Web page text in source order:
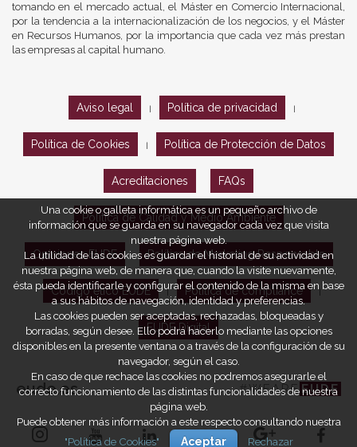
tomando en el mercado actual, el Máster en Comercio Internacional,
por la tendencia a la internacionalización de los negocios, y el Máster
en Recursos Humanos, por la importancia que cada vez más prestan
las empresas al capital humano.
Aviso legal Política de privacidad
Política de Cookies Política de Protección de Datos
Acreditaciones FAQs
Política de Calidad y Medio Ambiente
Opiniones EUDE Política de Marketing Responsable
Código ético EUDE Política de compliance
EUDE Digital
eude.es #WEARE EUDE
Una cookie o galleta informática es un pequeño archivo de
información que se guarda en su navegador cada vez que visita
nuestra página web.
La utilidad de las cookies es guardar el historial de su actividad en
nuestra página web, de manera que, cuando la visite nuevamente,
ésta pueda identificarle y configurar el contenido de la misma en base
a sus hábitos de navegación, identidad y preferencias.
Las cookies pueden ser aceptadas, rechazadas, bloqueadas y
borradas, según desee. Ello podrá hacerlo mediante las opciones
disponibles en la presente ventana o a través de la configuración de su
navegador, según el caso.
En caso de que rechace las cookies no podremos asegurarle el
correcto funcionamiento de las distintas funcionalidades de nuestra
página web.
Puede obtener más información a este respecto consultando nuestra
"Política de Cookies"
Aceptar Rechazar